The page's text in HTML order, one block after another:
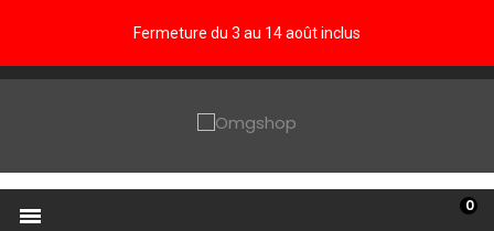
Fermeture du 3 au 14 août inclus
 0